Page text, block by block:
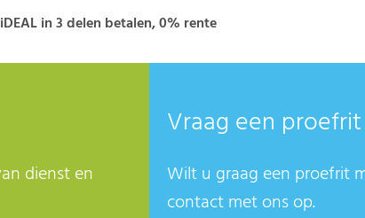
iDEAL in 3 delen betalen, 0% rente
dienst en
Vraag een
Wilt u graag een proefrit
contact met ons op.